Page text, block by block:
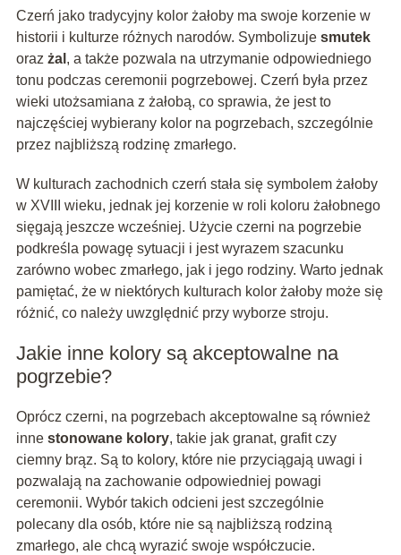
Czerń jako tradycyjny kolor żałoby ma swoje korzenie w
historii i kulturze różnych narodów. Symbolizuje smutek
oraz żal , a także pozwala na utrzymanie odpowiedniego
tonu podczas ceremonii pogrzebowej. Czerń była przez
wieki utożsamiana z żałobą, co sprawia, że jest to
najczęściej wybierany kolor na pogrzebach, szczególnie
przez najbliższą rodzinę zmarłego.
W kulturach zachodnich czerń stała się symbolem żałoby
w XVIII wieku, jednak jej korzenie w roli koloru żałobnego
sięgają jeszcze wcześniej. Użycie czerni na pogrzebie
podkreśla powagę sytuacji i jest wyrazem szacunku
zarówno wobec zmarłego, jak i jego rodziny. Warto jednak
pamiętać, że w niektórych kulturach kolor żałoby może się
różnić, co należy uwzględnić przy wyborze stroju.
Jakie inne kolory są akceptowalne na
pogrzebie?
Oprócz czerni, na pogrzebach akceptowalne są również
inne stonowane kolory, takie jak granat, grafit czy
ciemny brąz. Są to kolory, które nie przyciągają uwagi i
pozwalają na zachowanie odpowiedniej powagi
ceremonii. Wybór takich odcieni jest szczególnie
polecany dla osób, które nie są najbliższą rodziną
zmarłego, ale chcą wyrazić swoje współczucie.